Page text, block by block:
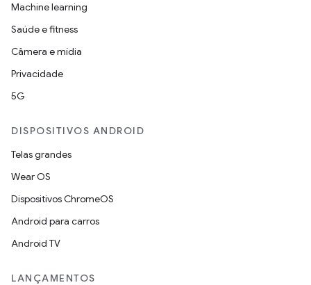
Machine learning
Saúde e fitness
Câmera e mídia
Privacidade
5G
DISPOSITIVOS ANDROID
Telas grandes
Wear OS
Dispositivos ChromeOS
Android para carros
Android TV
LANÇAMENTOS